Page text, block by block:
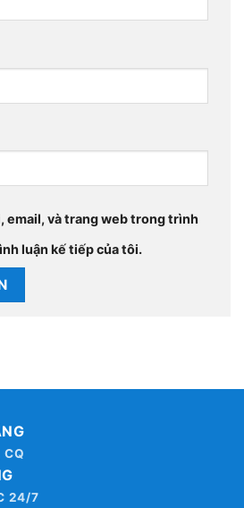
email, và trang web trong trình
luận kế tiếp của tôi.
CQ
24/7